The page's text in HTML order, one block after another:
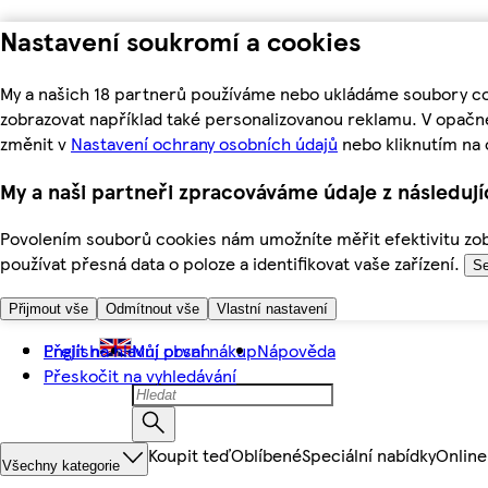
Nastavení soukromí a cookies
My a našich 18 partnerů používáme nebo ukládáme soubory
zobrazovat například také personalizovanou reklamu. V
změnit v Nastavení ochrany osobních údajů nebo kliknutím na
My a naši partneři zpracováváme údaje z
Povolením souborů cookies nám umožníte měřit efektivitu
používat přesná data o poloze a identifikovat vaše zařízení.
Přijmout vše Odmítnout vše Vlastní nastavení
Přejít na hlavní obsah
Přeskočit na vyhledávání
English Můj první nákupNápověda
Všechny kategorie Koupit teďOblíbenéSpeciální nabídky